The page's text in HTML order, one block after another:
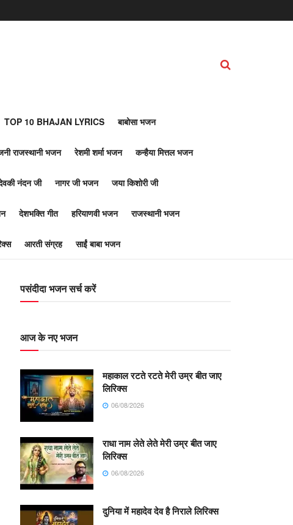
TOP 10 BHAJAN LYRICS बाबोसा भजन
राजस्थानी भजन रेशमी शर्मा भजन कन्हैया मित्तल भजन
नंदन जी नागर जी भजन जया किशोरी जी
देशभक्ति गीत हरियाणवी भजन राजस्थानी भजन
आरती संग्रह साईं बाबा भजन
पसंदीदा भजन सर्च करें
आज के नए भजन
महाकाल रटते रटते मेरी उम्र बीत जाए
लिरिक्स
06/08/2026
राधा नाम लेते लेते मेरी उम्र बीत जाए
लिरिक्स
06/08/2026
दुनिया में महादेव देव है निराले लिरिक्स